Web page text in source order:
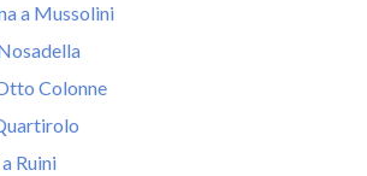
a Mussolini
Colonne
Ruini